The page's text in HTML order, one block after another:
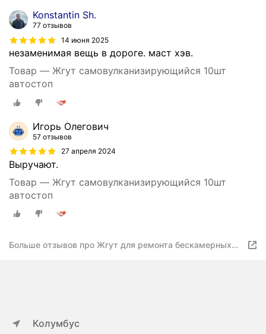
Konstantin Sh.
77 отзывов
14 июня 2025
незаменимая вещь в дороге. маст хэв.
Товар — Жгут самовулканизирующийся 10шт
автостоп
Игорь Олегович
57 отзывов
27 апреля 2024
Выручают.
Товар — Жгут самовулканизирующийся 10шт
автостоп
Больше отзывов про Жгут для ремонта бескамерных
Колумбус